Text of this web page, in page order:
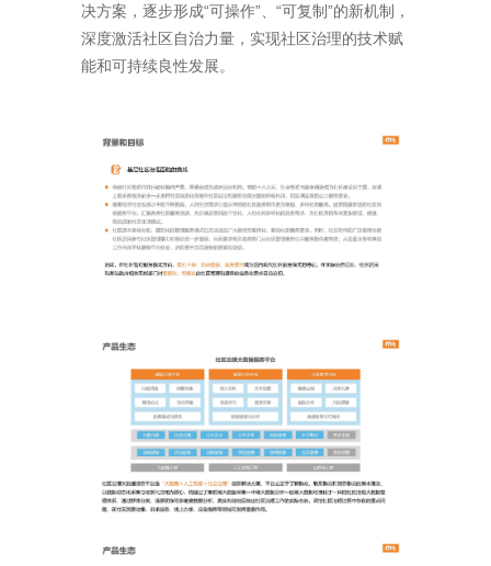
决方案，逐步形成“可操作”、“可复制”的新机制，
深度激活社区自治力量，实现社区治理的技术赋
能和可持续良性发展。